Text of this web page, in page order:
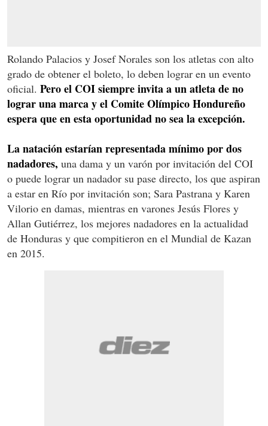
Rolando Palacios y Josef Norales son los atletas con alto
grado de obtener el boleto, lo deben lograr en un evento
oficial. Pero el COI siempre invita a un atleta de no
lograr una marca y el Comite Olímpico Hondureño
espera que en esta oportunidad no sea la excepción.
La natación estarían representada mínimo por dos
nadadores, una dama y un varón por invitación del COI
o puede lograr un nadador su pase directo, los que aspiran
a estar en Río por invitación son; Sara Pastrana y Karen
Vilorio en damas, mientras en varones Jesús Flores y
Allan Gutiérrez, los mejores nadadores en la actualidad
de Honduras y que compitieron en el Mundial de Kazan
en 2015.